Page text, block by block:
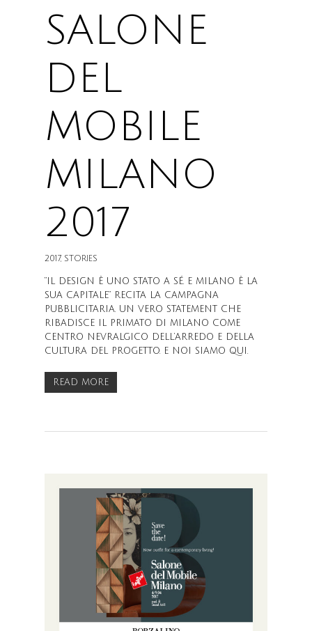
SALONE
DEL
MOBILE
MILANO
2017
2017, STORIES
“IL DESIGN È UNO STATO A SÉ. E MILANO È LA
SUA CAPITALE” RECITA LA CAMPAGNA
PUBBLICITARIA. UN VERO STATEMENT CHE
RIBADISCE IL PRIMATO DI MILANO COME
CENTRO NEVRALGICO DELL’ARREDO E DELLA
CULTURA DEL PROGETTO. E NOI SIAMO QUI.
READ MORE